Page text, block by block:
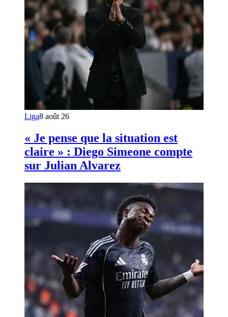
Liga8 août 26
« Je pense que la situation est
claire » : Diego Simeone compte
sur Julian Alvarez